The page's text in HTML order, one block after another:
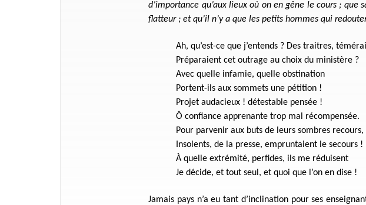
d’importance qu’aux lieux où on en gêne le cours ; que
flatteur ; et qu’il n’y a que les petits hommes qui
Ah, qu’est-ce que j’entends ? Des traitres,
Préparaient cet outrage au choix du ministère ?
Avec quelle infamie, quelle obstination
Portent-ils aux sommets une pétition !
Projet audacieux ! détestable pensée !
Ô confiance apprenante trop mal récompensée.
Pour parvenir aux buts de leurs sombres recours,
Insolents, de la presse, empruntaient le secours !
À quelle extrémité, perfides, ils me réduisent
Je décide, et tout seul, et quoi que l’on en dise !
Jamais pays n’a eu tant d’inclination pour ses